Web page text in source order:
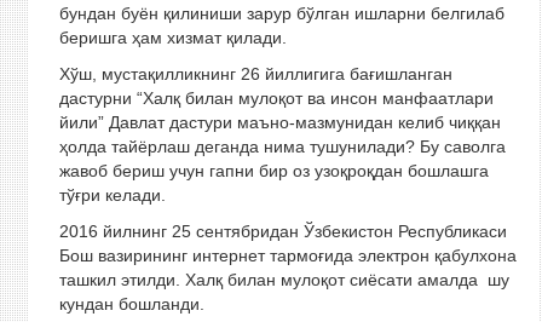
бундан буён қилиниши зарур бўлган ишларни белгилаб
беришга ҳам хизмат қилади.
Хўш, мустақилликнинг 26 йиллигига бағишланган
дастурни “Халқ билан мулоқот ва инсон манфаатлари
йили” Давлат дастури маъно-мазмунидан келиб чиққан
ҳолда тайёрлаш деганда нима тушунилади? Бу саволга
жавоб бериш учун гапни бир оз узоқроқдан бошлашга
тўғри келади.
2016 йилнинг 25 сентябридан Ўзбекистон Республикаси
Бош вазирининг интернет тармоғида электрон қабулхона
ташкил этилди. Халқ билан мулоқот сиёсати амалда шу
кундан бошланди.